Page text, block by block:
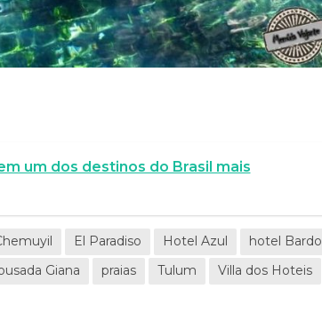
um dos destinos do Brasil mais
El Paradiso Hotel Azul
hotel Bardo
Giana praias Tulum Villa dos Hoteis